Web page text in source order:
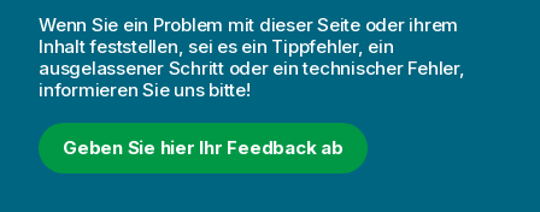
Wenn Sie ein Problem mit dieser Seite oder ihrem
Inhalt feststellen, sei es ein Tippfehler, ein
ausgelassener Schritt oder ein technischer Fehler,
informieren Sie uns bitte!
Geben Sie hier Ihr Feedback ab